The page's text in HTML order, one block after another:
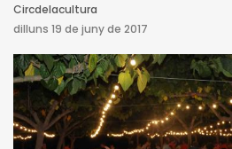
Circdelacultura
dilluns 19 de juny de 2017